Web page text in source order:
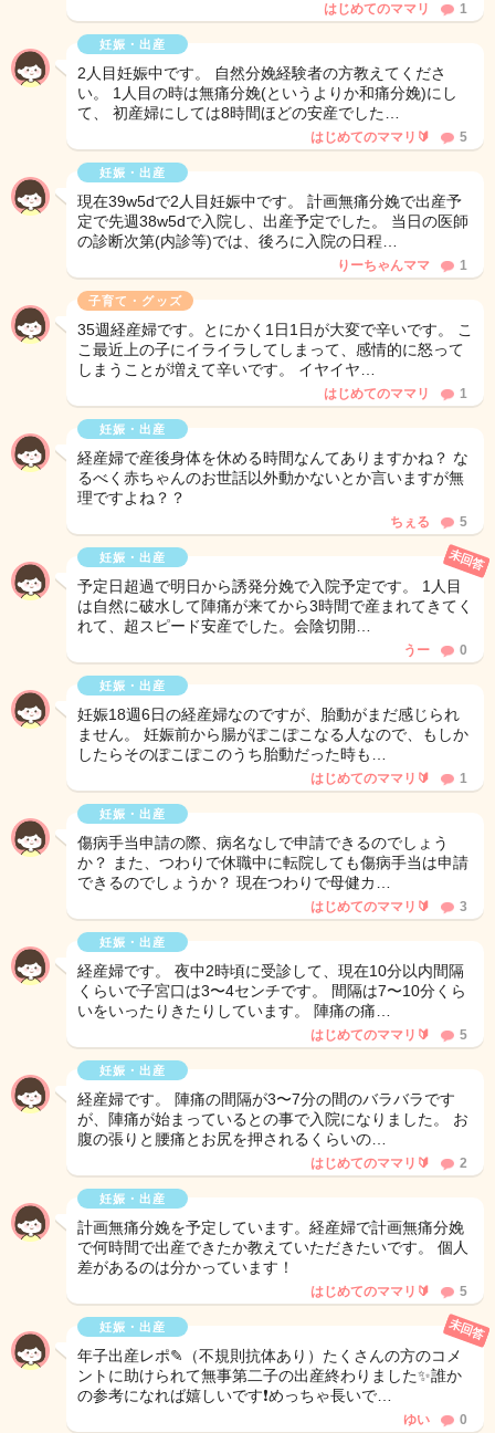
はじめてのママリ 1
妊娠・出産
2人目妊娠中です。 自然分娩経験者の方教えてくださ
い。 1人目の時は無痛分娩(というよりか和痛分娩)にし
て、 初産婦にしては8時間ほどの安産でした…
はじめてのママリ🔰 5
妊娠・出産
現在39w5dで2人目妊娠中です。 計画無痛分娩で出産予
定で先週38w5dで入院し、出産予定でした。 当日の医師
の診断次第(内診等)では、後ろに入院の日程…
りーちゃんママ 1
子育て・グッズ
35週経産婦です。とにかく1日1日が大変で辛いです。 こ
こ最近上の子にイライラしてしまって、感情的に怒って
しまうことが増えて辛いです。 イヤイヤ…
はじめてのママリ 1
妊娠・出産
経産婦で産後身体を休める時間なんてありますかね？ な
るべく赤ちゃんのお世話以外動かないとか言いますが無
理ですよね？？
ちぇる 5
妊娠・出産
予定日超過で明日から誘発分娩で入院予定です。 1人目
は自然に破水して陣痛が来てから3時間で産まれてきてく
れて、超スピード安産でした。会陰切開…
未回答
うー 0
妊娠・出産
妊娠18週6日の経産婦なのですが、胎動がまだ感じられ
ません。 妊娠前から腸がぽこぽこなる人なので、もしか
したらそのぽこぽこのうち胎動だった時も…
はじめてのママリ🔰 1
妊娠・出産
傷病手当申請の際、病名なしで申請できるのでしょう
か？ また、つわりで休職中に転院しても傷病手当は申請
できるのでしょうか？ 現在つわりで母健カ…
はじめてのママリ🔰 3
妊娠・出産
経産婦です。 夜中2時頃に受診して、現在10分以内間隔
くらいで子宮口は3〜4センチです。 間隔は7〜10分くら
いをいったりきたりしています。 陣痛の痛…
はじめてのママリ🔰 5
妊娠・出産
経産婦です。 陣痛の間隔が3〜7分の間のバラバラです
が、陣痛が始まっているとの事で入院になりました。 お
腹の張りと腰痛とお尻を押されるくらいの…
はじめてのママリ🔰 2
妊娠・出産
計画無痛分娩を予定しています。経産婦で計画無痛分娩
で何時間で出産できたか教えていただきたいです。 個人
差があるのは分かっています！
はじめてのママリ🔰 5
妊娠・出産
年子出産レポ✎（不規則抗体あり）たくさんの方のコメ
ントに助けられて無事第二子の出産終わりました✨️誰か
の参考になれば嬉しいです❗️めっちゃ長いで…
未回答
ゆい 0